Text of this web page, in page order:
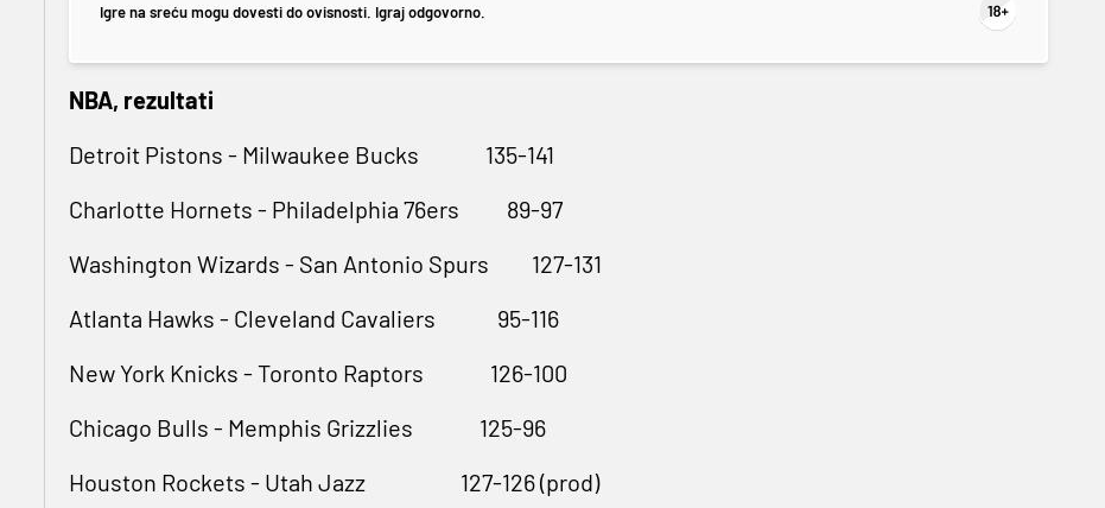
Igre na sreću mogu dovesti do ovisnosti. Igraj odgovorno.
NBA, rezultati
Detroit Pistons - Milwaukee Bucks 135-141
Charlotte Hornets - Philadelphia 76ers 89-97
Washington Wizards - San Antonio Spurs 127-131
Atlanta Hawks - Cleveland Cavaliers 95-116
New York Knicks - Toronto Raptors 126-100
Chicago Bulls - Memphis Grizzlies 125-96
Houston Rockets - Utah Jazz 127-126 (prod)